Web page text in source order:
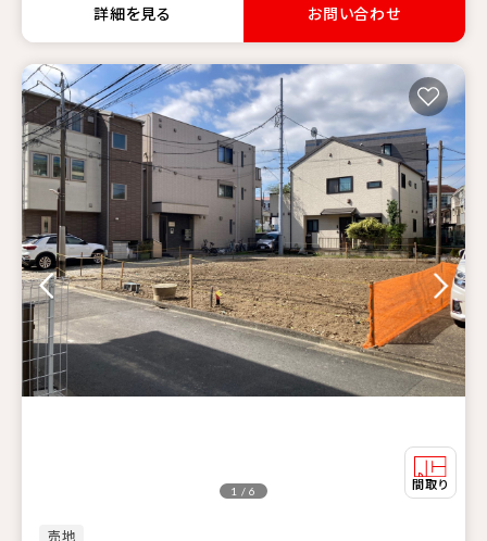
詳細を見る お問い合わせ
売地
1 / 6